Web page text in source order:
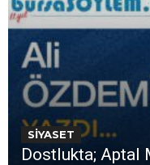
SİYASET
Dostlukta; Aptal